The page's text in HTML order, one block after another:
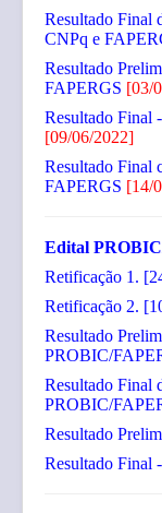
Resultado Final
CNPq e
Resultado
FAPERGS [03/
Resultado Final
[09/06/2022]
Resultado Final
FAPERGS [14/
Edital
Retificação 1.
Retificação 2.
Resultado
PROBIC/
Resultado Final
PROBIC/
Resultado
Resultado Final